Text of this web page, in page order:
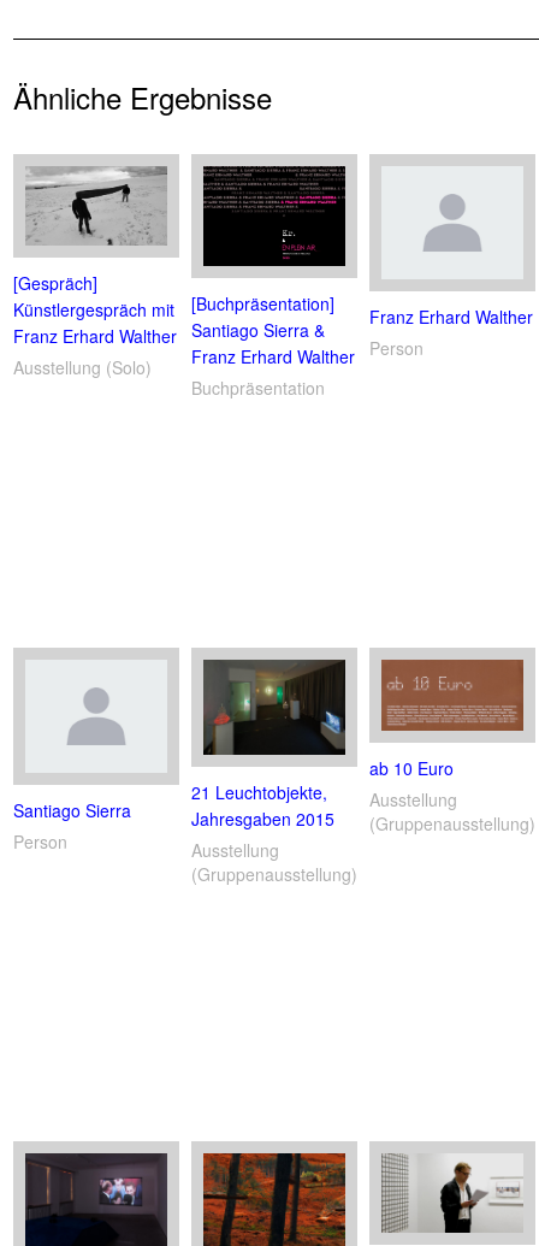
Ähnliche Ergebnisse
[Gespräch]
Künstlergespräch mit
Franz Erhard Walther
Ausstellung (Solo)
[Buchpräsentation]
Santiago Sierra &
Franz Erhard Walther
Buchpräsentation
Franz Erhard Walther
Person
Santiago Sierra
Person
21 Leuchtobjekte,
Jahresgaben 2015
Ausstellung
(Gruppenausstellung)
ab 10 Euro
Ausstellung
(Gruppenausstellung)